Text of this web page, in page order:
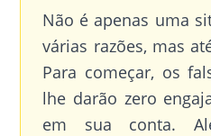
Não é apenas uma
várias razões, mas
Para começar, os
lhe darão zero
em sua conta.